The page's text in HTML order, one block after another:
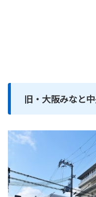
旧・大阪みなと